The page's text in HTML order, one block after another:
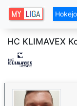
HC KLIMAVEX